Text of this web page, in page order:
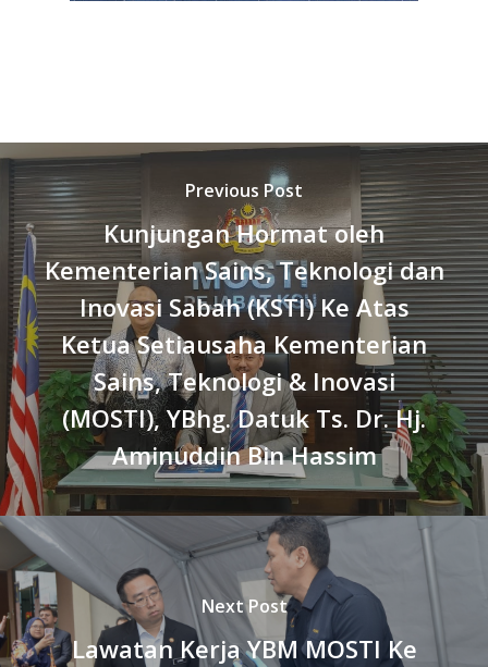
Previous Post
Kunjungan Hormat oleh
Kementerian Sains, Teknologi dan
Inovasi Sabah (KSTI) Ke Atas
Ketua Setiausaha Kementerian
Sains, Teknologi & Inovasi
(MOSTI), YBhg. Datuk Ts. Dr. Hj.
Aminuddin Bin Hassim
Next Post
Lawatan Kerja YBM MOSTI Ke